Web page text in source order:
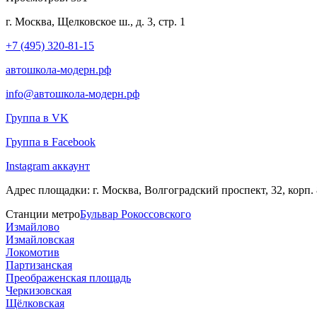
г. Москва, Щелковское ш., д. 3, стр. 1
+7 (495) 320-81-15
автошкола-модерн.рф
info@автошкола-модерн.рф
Группа в VK
Группа в Facebook
Instagram аккаунт
Адрес площадки: г. Москва, Волгоградский проспект, 32, корп.
Станции метроБульвар Рокоссовского
Измайлово
Измайловская
Локомотив
Партизанская
Преображенская площадь
Черкизовская
Щёлковская